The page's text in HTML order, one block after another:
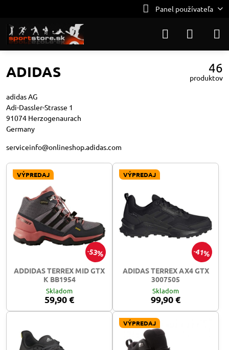
Panel používateľa
ADIDAS 46
produktov
adidas AG
Adi-Dassler-Strasse 1
91074 Herzogenaurach
Germany
serviceinfo@onlineshop.adidas.com
53%
VÝPREDAJ
ADDIDAS TERREX MID GTX
K BB1954
Skladom
59,90 €
41%
VÝPREDAJ
ADIDAS TERREX AX4 GTX
3007505
Skladom
99,90 €
VÝPREDAJ